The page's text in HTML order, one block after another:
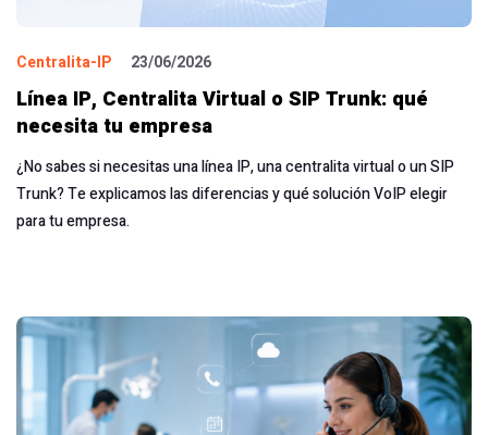
Centralita-IP 23/06/2026
Línea IP, Centralita Virtual o SIP Trunk: qué
necesita tu empresa
¿No sabes si necesitas una línea IP, una centralita virtual o un SIP
Trunk? Te explicamos las diferencias y qué solución VoIP elegir
para tu empresa.